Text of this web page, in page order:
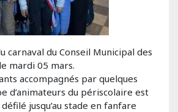
carnaval du Conseil Municipal des
mardi 05 mars.
accompagnés par quelques
d’animateurs du périscolaire est
jusqu’au stade en fanfare